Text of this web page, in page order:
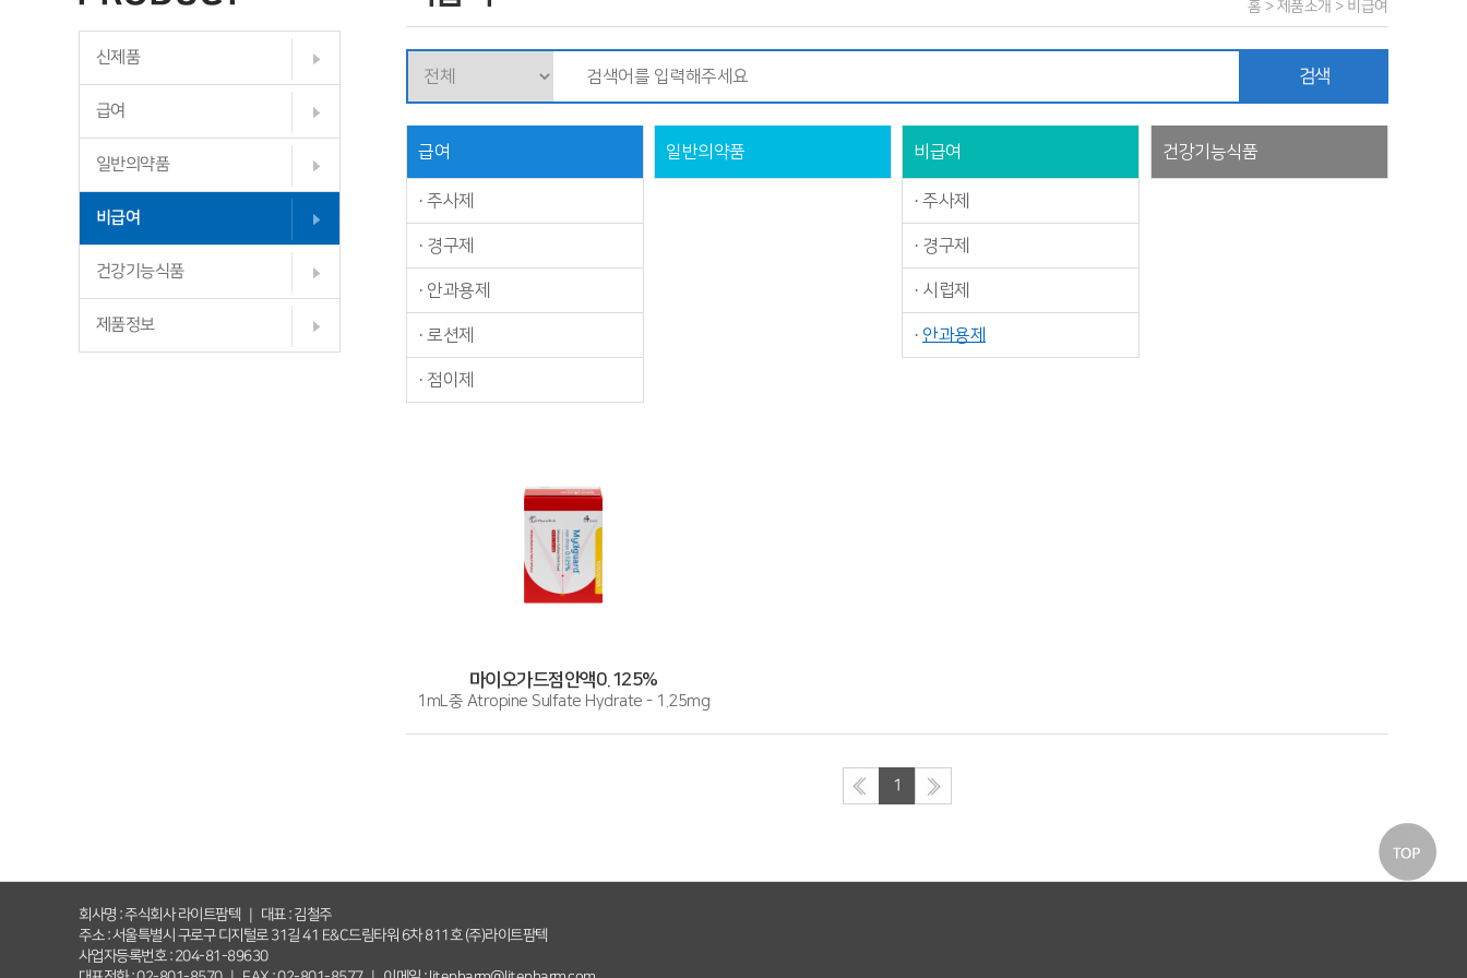
신제품
급여
일반의약품
비급여
건강기능식품
제품정보
홈 > 제품소개 > 비급여
검색
급여
· 주사제
· 경구제
· 안과용제
· 로션제
· 점이제
일반의약품 비급여
· 주사제
· 경구제
· 시럽제
· 안과용제
건강기능식품
마이오가드점안액0.125%
1mL중 Atropine Sulfate Hydrate - 1.25mg
1
회사명 : 주식회사 라이트팜텍 ｜ 대표 : 김철주
주소 : 서울특별시 구로구 디지털로 31길 41 E&C드림타워 6차 811호 (주)라이트팜텍
사업자등록번호 : 204-81-89630